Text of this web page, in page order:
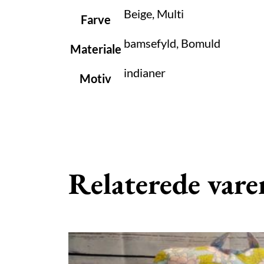
Farve Beige, Multi
Materiale bamsefyld, Bomuld
Motiv indianer
Relaterede